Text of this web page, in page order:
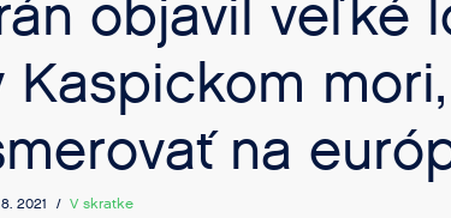
objavil veľké
Kaspickom
na
2021 / V skratke